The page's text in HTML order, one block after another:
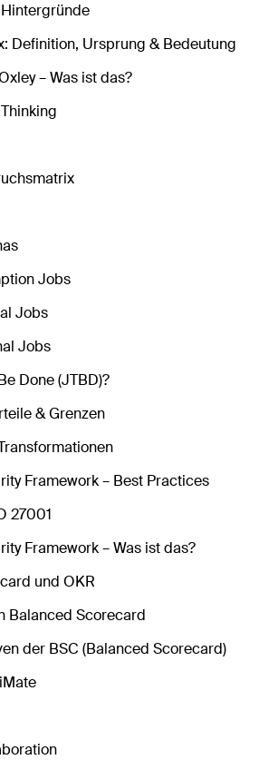
Definition, Ursprung & Bedeutung
– Was ist das?
Jobs
Jobs
Jobs
Done (JTBD)?
& Grenzen
Framework – Best Practices
27001
Framework – Was ist das?
und OKR
Balanced Scorecard
der BSC (Balanced Scorecard)